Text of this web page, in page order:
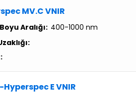
MV.C VNIR
Aralığı: 400-1000 nm
E VNIR